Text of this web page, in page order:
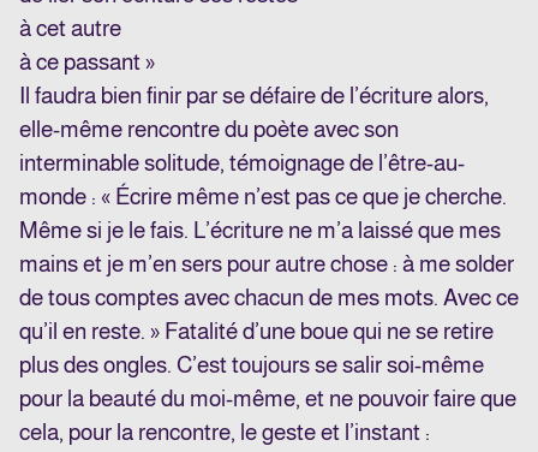
à cet autre
à ce passant »
Il faudra bien finir par se défaire de l’écriture alors,
elle-même rencontre du poète avec son
interminable solitude, témoignage de l’être-au-
monde : « Écrire même n’est pas ce que je cherche.
Même si je le fais. L’écriture ne m’a laissé que mes
mains et je m’en sers pour autre chose : à me solder
de tous comptes avec chacun de mes mots. Avec ce
qu’il en reste. » Fatalité d’une boue qui ne se retire
plus des ongles. C’est toujours se salir soi-même
pour la beauté du moi-même, et ne pouvoir faire que
cela, pour la rencontre, le geste et l’instant :